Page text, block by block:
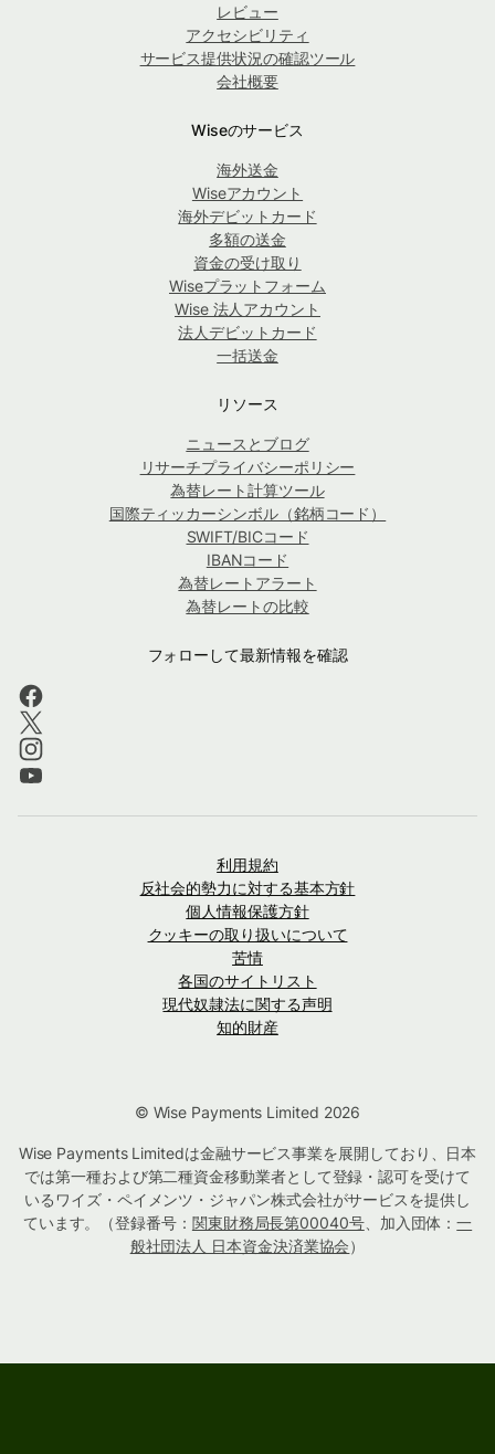
レビュー
アクセシビリティ
サービス提供状況の確認ツール
会社概要
Wiseのサービス
海外送金
Wiseアカウント
海外デビットカード
多額の送金
資金の受け取り
Wiseプラットフォーム
Wise 法人アカウント
法人デビットカード
一括送金
リソース
ニュースとブログ
リサーチプライバシーポリシー
為替レート計算ツール
国際ティッカーシンボル（銘柄コード）
SWIFT/BICコード
IBANコード
為替レートアラート
為替レートの比較
フォローして最新情報を確認
利用規約
反社会的勢力に対する基本方針
個人情報保護方針
クッキーの取り扱いについて
苦情
各国のサイトリスト
現代奴隷法に関する声明
知的財産
© Wise Payments Limited 2026
Wise Payments Limitedは金融サービス事業を展開しており、日本
では第一種および第二種資金移動業者として登録・認可を受けて
いるワイズ・ペイメンツ・ジャパン株式会社がサービスを提供し
ています。（登録番号： 関東財務局長第00040号、加入団体：一
般社団法人 日本資金決済業協会）